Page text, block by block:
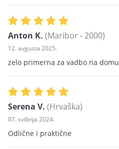
Anton K. (Maribor - 2000)
12. avgusta 2025.
zelo primerna za vadbo na domu
Serena V. (Hrvaška)
07. svibnja 2024.
Odlične i praktične